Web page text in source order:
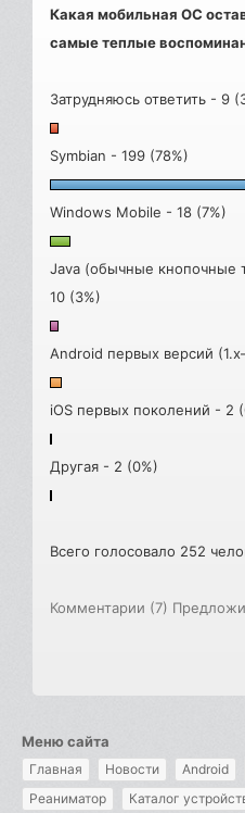
Какая мобильная ОС
самые теплые
Затрудняюсь ответить - 9
Symbian - 199 (78%)
Windows Mobile - 18 (7%)
Java (обычные кнопочные
10 (3%)
Android первых версий
iOS первых поколений - 2
Другая - 2 (0%)
Всего голосовало 252
Комментарии (7)
Меню сайта
Главная Новости Android
Реаниматор
Каталог